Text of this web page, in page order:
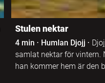
Dari
Stulen nektar
4 min · Humlan Djojj ·
samlat nektar för vintern.
han kommer hem är den